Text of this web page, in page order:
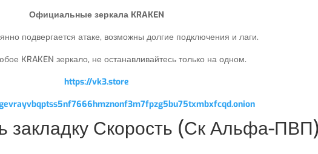
Официальные зеркала KRAKEN
подвергается атаке, возможны долгие подключения и лаги.
KRAKEN зеркало, не останавливайтесь только на одном.
https://vk3.store
закладку Скорость (Ск Альфа-